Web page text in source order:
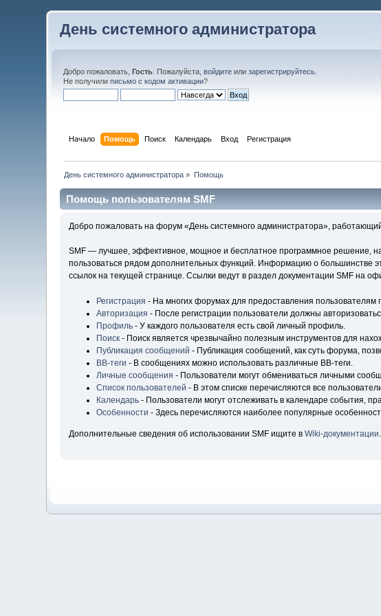
День системного администратора
Добро пожаловать,Гость . Пожалуйста,войдите илизарегистрируйтесь
Не получилиписьмо с кодом активации?
Начало Помощь Поиск Календарь Вход Регистрация
День системного администратора » Помощь
Помощь пользователям SMF
Добро пожаловать на форум «День системного администратора»,
SMF — лучшее, эффективное, мощное и бесплатное программное решение,
пользоваться рядом дополнительных функций. Информацию о большинстве
ссылок на текущей странице. Ссылки ведут в раздел документации SMF на
Регистрация - На многих форумах для предоставления пользователям
Авторизация - После регистрации пользователи должны
Профиль- У каждого пользователя есть свой личный профиль.
Поиск- Поиск является чрезвычайно полезным инструментов для
Публикация сообщений - Публикация сообщений, как суть форума,
BB-теги - В сообщениях можно использовать различные BB-теги.
Личные сообщения - Пользователи могут обмениваться личными
Список пользователей - В этом списке перечисляются все
Календарь- Пользователи могут отслеживать в календаре события,
Особенности - Здесь перечисляются наиболее популярные
Дополнительные сведения об использовании SMF ищите в Wiki-документации